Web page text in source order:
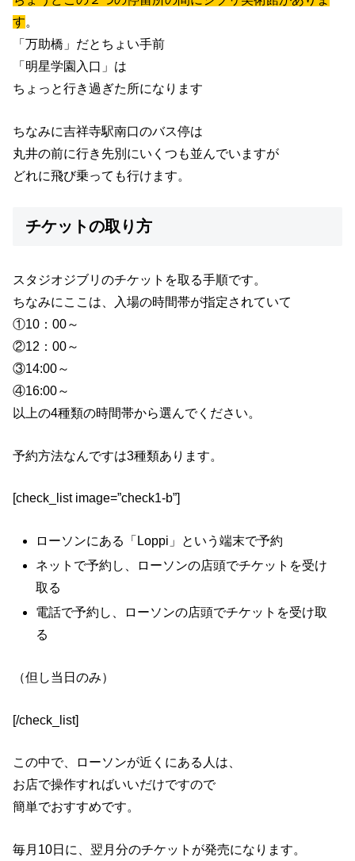
す。
「万助橋」だとちょい手前
「明星学園入口」は
ちょっと行き過ぎた所になります
ちなみに吉祥寺駅南口のバス停は
丸井の前に行き先別にいくつも並んでいますが
どれに飛び乗っても行けます。
チケットの取り方
スタジオジブリのチケットを取る手順です。
ちなみにここは、入場の時間帯が指定されていて
①10：00～
②12：00～
③14:00～
④16:00～
以上の4種類の時間帯から選んでください。
予約方法なんですは3種類あります。
[check_list image=”check1-b”]
ローソンにある「Loppi」という端末で予約
ネットで予約し、ローソンの店頭でチケットを受け
取る
電話で予約し、ローソンの店頭でチケットを受け取
る
（但し当日のみ）
[/check_list]
この中で、ローソンが近くにある人は、
お店で操作すればいいだけですので
簡単でおすすめです。
毎月10日に、翌月分のチケットが発売になります。